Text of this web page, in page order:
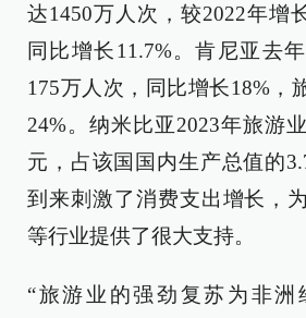
达1450万人次，较2022年增
同比增长11.7%。肯尼亚去
175万人次，同比增长18%，
24%。纳米比亚2023年旅游
元，占该国国内生产总值的
到来刺激了消费支出增长，
等行业提供了很大支持。
“旅游业的强劲复苏为非洲